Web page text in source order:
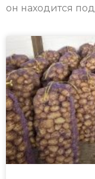
он находится